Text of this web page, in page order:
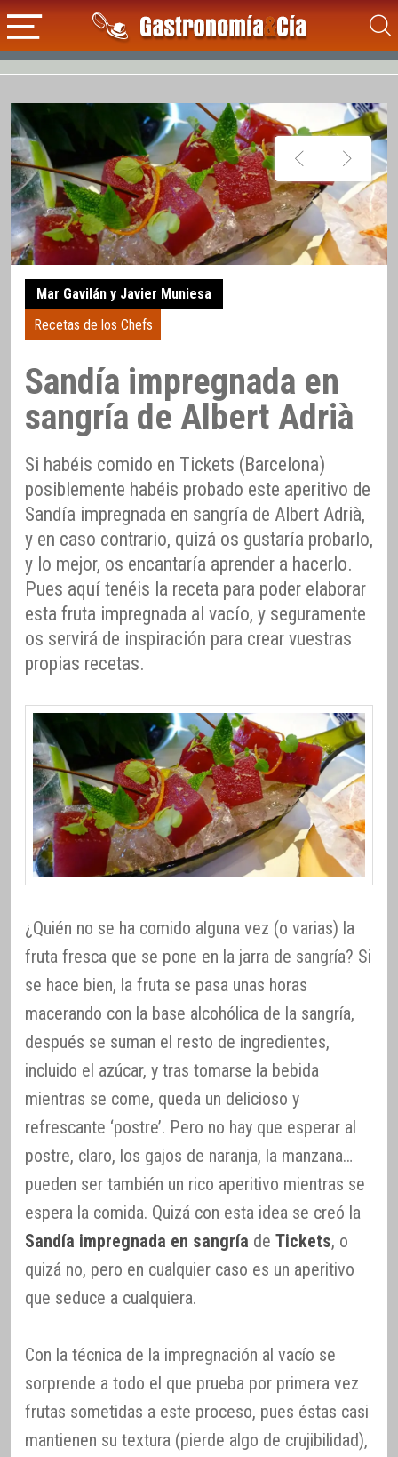
Mar Gavilán y Javier Muniesa
Recetas de los Chefs
Sandía impregnada en
sangría de Albert Adrià
Si habéis comido en Tickets (Barcelona)
posiblemente habéis probado este aperitivo de
Sandía impregnada en sangría de Albert Adrià,
y en caso contrario, quizá os gustaría probarlo,
y lo mejor, os encantaría aprender a hacerlo.
Pues aquí tenéis la receta para poder elaborar
esta fruta impregnada al vacío, y seguramente
os servirá de inspiración para crear vuestras
propias recetas.
¿Quién no se ha comido alguna vez (o varias) la
fruta fresca que se pone en la jarra de sangría? Si
se hace bien, la fruta se pasa unas horas
macerando con la base alcohólica de la sangría,
después se suman el resto de ingredientes,
incluido el azúcar, y tras tomarse la bebida
mientras se come, queda un delicioso y
refrescante ‘postre’. Pero no hay que esperar al
postre, claro, los gajos de naranja, la manzana…
pueden ser también un rico aperitivo mientras se
espera la comida. Quizá con esta idea se creó la
Sandía impregnada en sangría de Tickets, o
quizá no, pero en cualquier caso es un aperitivo
que seduce a cualquiera.
Con la técnica de la impregnación al vacío se
sorprende a todo el que prueba por primera vez
frutas sometidas a este proceso, pues éstas casi
mantienen su textura (pierde algo de crujibilidad),